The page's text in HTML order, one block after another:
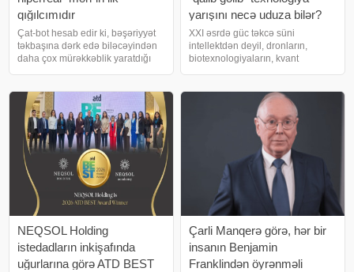
qığılcımıdır
Çat-bot hesab edir ki, bəşəriyyət
təkbaşına dərk edə biləcəyindən
daha çox mürəkkəblik yaratdığı
tanımadığım insanlardan elektron
məktublar alıram. Bu mesajlar
heyrətami
yarışını necə uduza bilər?
XXI əsrdə güc təkcə süni
intellektdən deyil, dronların,
biotexnologiyaların, kvant
inkişafından da asılıdır. Üstəlik,
nəyisə ixtira etmək bacarığı qədər
onu böyük miqyasd
NEQSOL Holding
istedadların inkişafında
uğurlarına görə ATD BEST
Çarli Manqerə görə, hər bir
insanın Benjamin
Franklindən öyrənməli